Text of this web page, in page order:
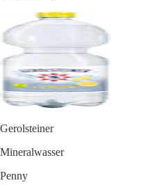
Gerolsteiner
Mineralwasser
Penny